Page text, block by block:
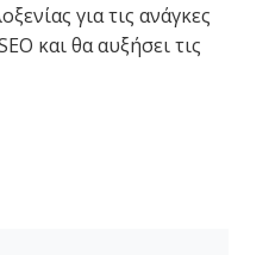
για τις ανάγκες
και θα αυξήσει τις